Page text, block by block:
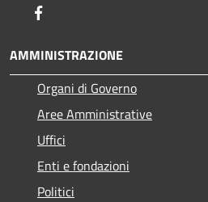
AMMINISTRAZIONE
Organi di Governo
Aree Amministrative
Uffici
Enti e fondazioni
Politici